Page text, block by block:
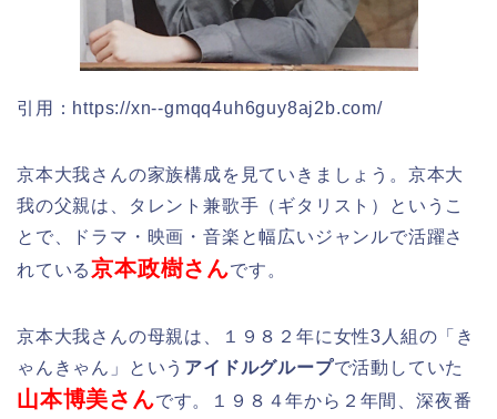
引用：https://xn--gmqq4uh6guy8aj2b.com/
京本大我さんの家族構成を見ていきましょう。京本大
我の父親は、タレント兼歌手（ギタリスト）というこ
とで、ドラマ・映画・音楽と幅広いジャンルで活躍さ
れている京本政樹さんです。
京本大我さんの母親は、１９８２年に女性3人組の「き
ゃんきゃん」という アイドルグループで活動していた
山本博美さんです。１９８４年から２年間、深夜番